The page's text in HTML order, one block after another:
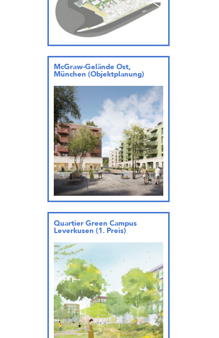
McGraw-Gelände Ost,
München (Objektplanung)
Quartier Green Campus
Leverkusen (1. Preis)